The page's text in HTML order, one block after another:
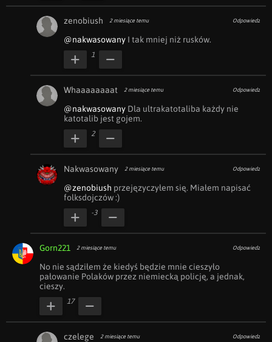
zenobiush 2 miesiące temu Odpowiedz
@nakwasowany I tak mniej niż rusków.
1
Whaaaaaaaat 2 miesiące temu Odpowiedz
@nakwasowany Dla ultrakatotaliba każdy nie
katotalib jest gojem.
2
Nakwasowany 2 miesiące temu Odpowiedz
@zenobiush przejęzyczyłem się. Miałem napisać
folksdojczów :)
-3
Gorn221 2 miesiące temu Odpowiedz
No nie sądziłem że kiedyś będzie mnie cieszyło
pałowanie Polaków przez niemiecką policję, a jednak,
cieszy.
17
czelege 2 miesiące temu Odpowiedz